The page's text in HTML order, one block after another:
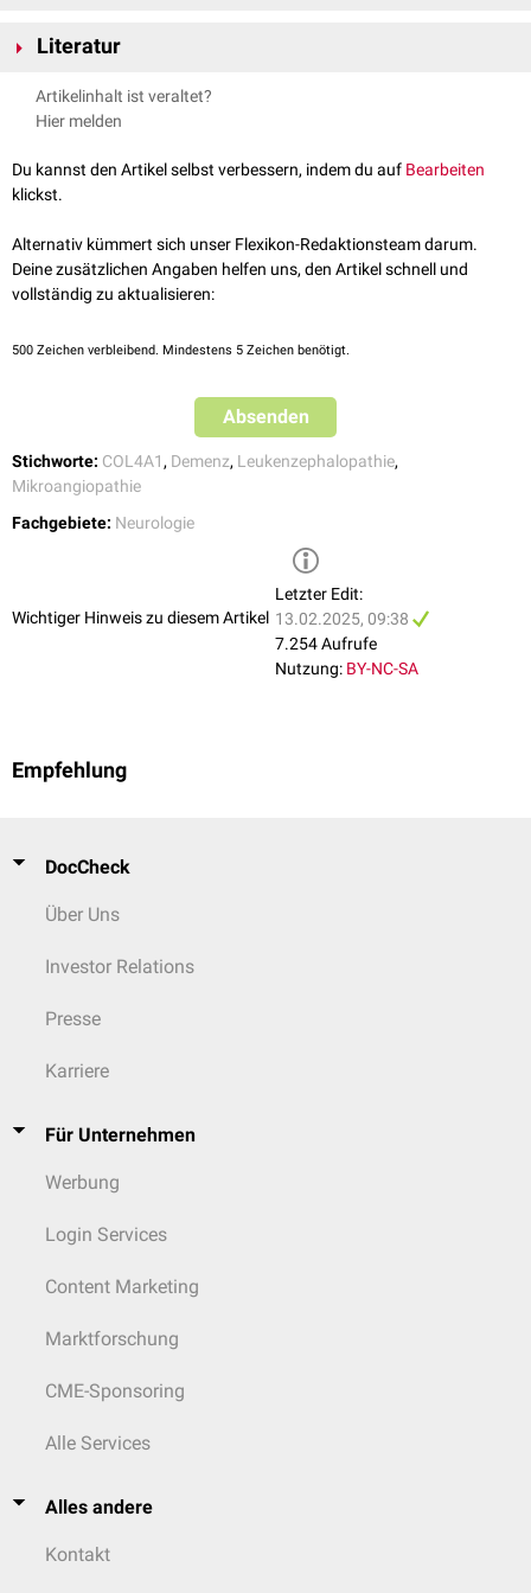
erkennbar sein. Makroblutungen sind sehr selten.
Hirnstammatrophie
Behandlung erfolgt rein
empfohlen, beeinflussen der Krankheitsverlauf aber nicht.
Die Erkrankung führt zu einer zunehmenden neurologischen
Krankheitsverlauf abhängt.
Literatur
Campos A:
Pontine autosomal dominant microangiopathy with
leukoencephalopathy
Artikelinhalt ist veraltet?
Hier melden
Du kannst den Artikel selbst verbessern, indem du auf Bearbeiten
klickst.
Alternativ kümmert sich unser Flexikon-Redaktionsteam darum.
Deine zusätzlichen Angaben helfen uns, den Artikel schnell und
vollständig zu aktualisieren:
500 Zeichen verbleibend. Mindestens 5 Zeichen benötigt.
Absenden
Stichworte: COL4A1, Demenz, Leukenzephalopathie,
Mikroangiopathie
Fachgebiete: Neurologie
Wichtiger Hinweis zu diesem Artikel
Letzter Edit:
13.02.2025, 09:38
7.254 Aufrufe
Nutzung: BY-NC-SA
Empfehlung
DocCheck
Über Uns
Investor Relations
Presse
Karriere
Für Unternehmen
Werbung
Login Services
Content Marketing
Marktforschung
CME-Sponsoring
Alle Services
Alles andere
Kontakt